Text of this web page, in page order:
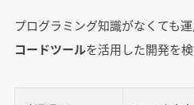
プログラミング知識がなくても
コードツールを活用した開発を検